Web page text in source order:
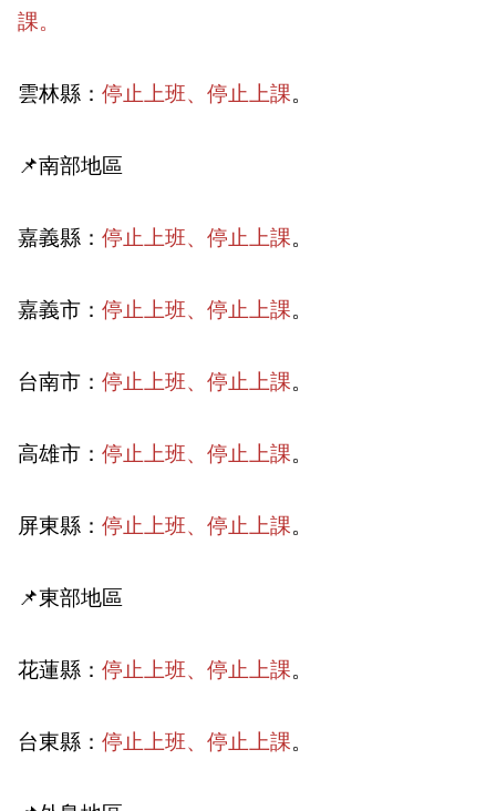
課。
雲林縣： 停止上班、停止上課。
📌南部地區
嘉義縣： 停止上班、停止上課。
嘉義市： 停止上班、停止上課。
台南市： 停止上班、停止上課。
高雄市： 停止上班、停止上課。
屏東縣： 停止上班、停止上課。
📌東部地區
花蓮縣： 停止上班、停止上課。
台東縣： 停止上班、停止上課。